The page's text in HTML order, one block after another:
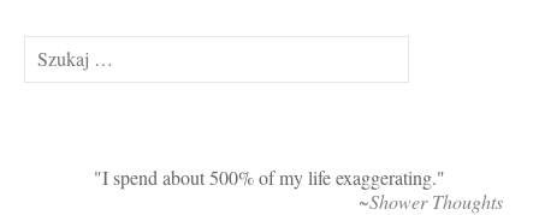
Szukaj:
I spend about 500% of my life exaggerating.
~Shower Thoughts